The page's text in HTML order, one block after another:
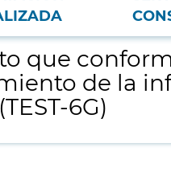
Procesamiento de Datos (Fase
que
de la
6G)